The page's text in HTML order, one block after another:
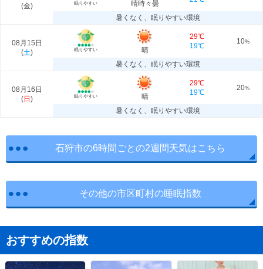
(金) 眠りやすい 晴時々曇
暑くなく、眠りやすい環境
08月15日
(土) 眠りやすい 晴
29℃
19℃
10%
暑くなく、眠りやすい環境
08月16日
(日 ) 眠りやすい 晴
29℃
19℃
20%
暑くなく、眠りやすい環境
石狩市の6時間ごとの2週間天気はこちら
その他の市区町村の睡眠指数
おすすめの指数